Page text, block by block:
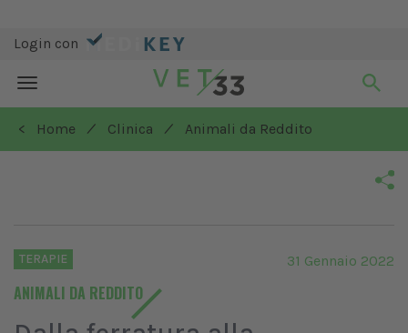
Login con
Toggle
navigation
< Home
/ Clinica / Animali da Reddito
TERAPIE
ANIMALI DA REDDITO
31 Gennaio 2022